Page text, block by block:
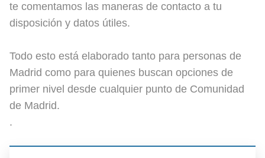
te comentamos las maneras de contacto a tu
disposición y datos útiles.
Todo esto está elaborado tanto para personas de
Madrid como para quienes buscan opciones de
primer nivel desde cualquier punto de Comunidad
de Madrid.
.